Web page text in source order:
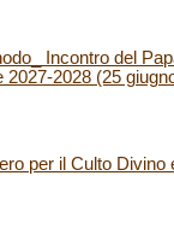
Incontro del
2027-2028 (25
per il Culto